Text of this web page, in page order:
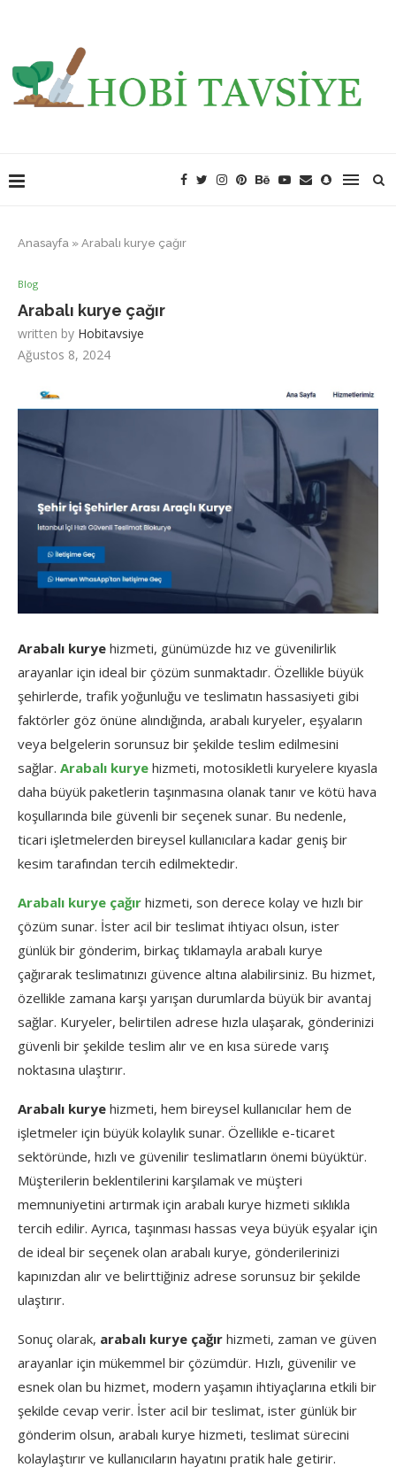
Anasayfa » Arabalı kurye çağır
Blog
Arabalı kurye çağır
written by Hobitavsiye
Ağustos 8, 2024
Arabalı kurye hizmeti, günümüzde hız ve güvenilirlik
arayanlar için ideal bir çözüm sunmaktadır. Özellikle büyük
şehirlerde, trafik yoğunluğu ve teslimatın hassasiyeti gibi
faktörler göz önüne alındığında, arabalı kuryeler, eşyaların
veya belgelerin sorunsuz bir şekilde teslim edilmesini
sağlar. Arabalı kurye hizmeti, motosikletli kuryelere kıyasla
daha büyük paketlerin taşınmasına olanak tanır ve kötü hava
koşullarında bile güvenli bir seçenek sunar. Bu nedenle,
ticari işletmelerden bireysel kullanıcılara kadar geniş bir
kesim tarafından tercih edilmektedir.
Arabalı kurye çağır hizmeti, son derece kolay ve hızlı bir
çözüm sunar. İster acil bir teslimat ihtiyacı olsun, ister
günlük bir gönderim, birkaç tıklamayla arabalı kurye
çağırarak teslimatınızı güvence altına alabilirsiniz. Bu hizmet,
özellikle zamana karşı yarışan durumlarda büyük bir avantaj
sağlar. Kuryeler, belirtilen adrese hızla ulaşarak, gönderinizi
güvenli bir şekilde teslim alır ve en kısa sürede varış
noktasına ulaştırır.
Arabalı kurye hizmeti, hem bireysel kullanıcılar hem de
işletmeler için büyük kolaylık sunar. Özellikle e-ticaret
sektöründe, hızlı ve güvenilir teslimatların önemi büyüktür.
Müşterilerin beklentilerini karşılamak ve müşteri
memnuniyetini artırmak için arabalı kurye hizmeti sıklıkla
tercih edilir. Ayrıca, taşınması hassas veya büyük eşyalar için
de ideal bir seçenek olan arabalı kurye, gönderilerinizi
kapınızdan alır ve belirttiğiniz adrese sorunsuz bir şekilde
ulaştırır.
Sonuç olarak, arabalı kurye çağır hizmeti, zaman ve güven
arayanlar için mükemmel bir çözümdür. Hızlı, güvenilir ve
esnek olan bu hizmet, modern yaşamın ihtiyaçlarına etkili bir
şekilde cevap verir. İster acil bir teslimat, ister günlük bir
gönderim olsun, arabalı kurye hizmeti, teslimat sürecini
kolaylaştırır ve kullanıcıların hayatını pratik hale getirir.